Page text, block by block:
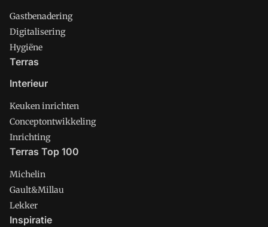
Gastbenadering
Digitalisering
Hygiëne
Terras
Interieur
Keuken inrichten
Conceptontwikkeling
Inrichting
Terras Top 100
Michelin
Gault&Millau
Lekker
Inspiratie